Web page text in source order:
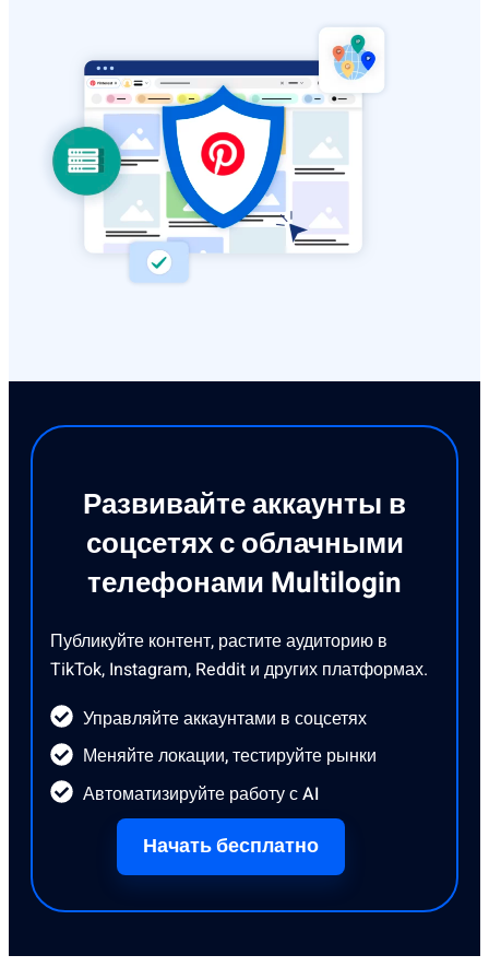
Развивайте аккаунты в
соцсетях с облачными
телефонами Multilogin
Публикуйте контент, растите аудиторию в
TikTok, Instagram, Reddit и других платформах.
Управляйте аккаунтами в соцсетях
Меняйте локации, тестируйте рынки
Автоматизируйте работу с AI
Начать бесплатно